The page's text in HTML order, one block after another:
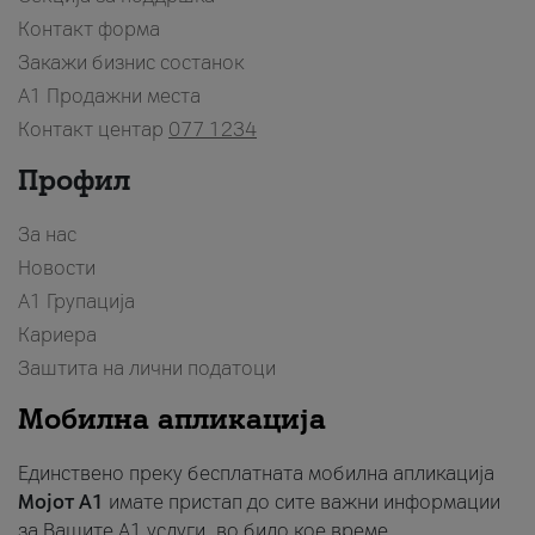
Контакт форма
Закажи бизнис состанок
A1 Продажни места
Контакт центар 077 1234
Профил
За нас
Новости
А1 Групација
Кариера
Заштита на лични податоци
Мобилна апликација
Единствено преку бесплатната мобилна апликација
Мојот A1 имате пристап до сите важни информации